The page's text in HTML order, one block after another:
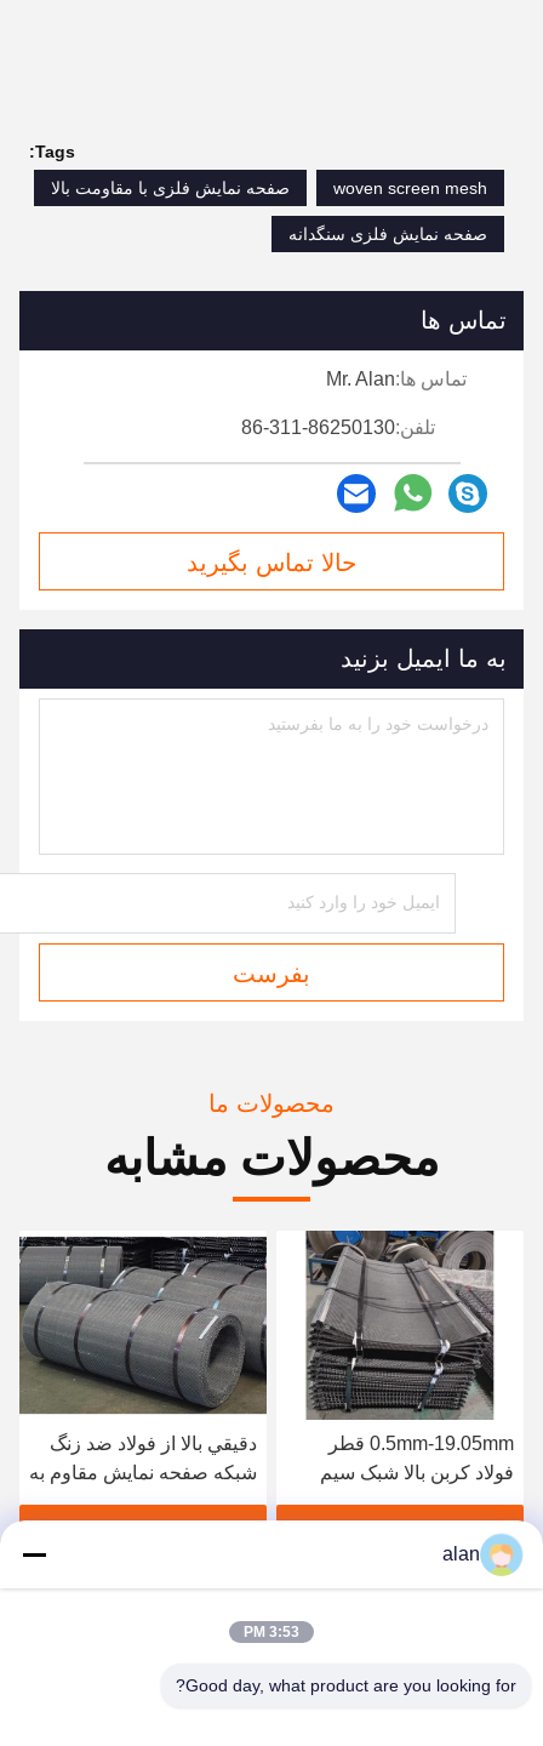
Tags:
woven screen mesh
صفحه نمایش فلزی با مقاومت بالا
صفحه نمایش فلزی سنگدانه
تماس ها
تماس ها:Mr. Alan
تلفن:86-311-86250130
حالا تماس بگیرید
به ما ایمیل بزنید
بفرست
محصولات ما
محصولات مشابه
0.5mm-19.05mm قطر
فولاد کربن بالا شبک سیم
صفحه نمایش برای معدن و
معدن
بهترین قیمت رو بدست بیار
دقيقي بالا از فولاد ضد زنگ
شبكه صفحه نمایش مقاوم به
فرسایش و خوردگی
alan
3:53 PM
Good day, what product are you looking for?